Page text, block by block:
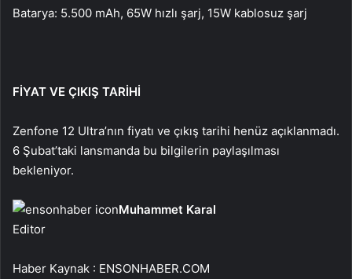
Batarya: 5.500 mAh, 65W hızlı şarj, 15W kablosuz şarj
FİYAT VE ÇIKIŞ TARİHİ
Zenfone 12 Ultra’nın fiyatı ve çıkış tarihi henüz açıklanmadı.
6 Şubat’taki lansmanda bu bilgilerin paylaşılması
bekleniyor.
Muhammet Karal
Editor
Haber Kaynak : ENSONHABER.COM